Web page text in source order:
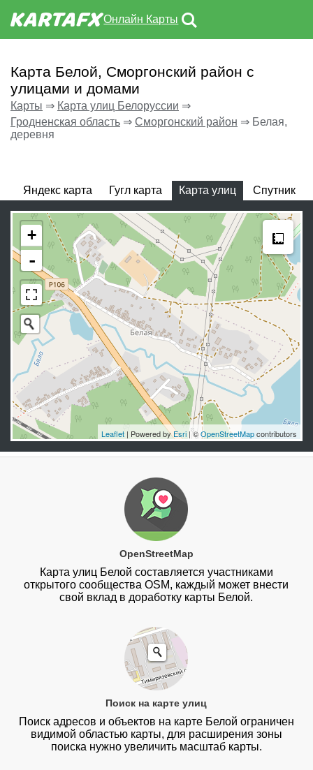
Онлайн Карты
Карта Белой, Сморгонский район с
улицами и домами
Карты ⇒ Карта улиц Белоруссии ⇒
Гродненская область ⇒ Сморгонский район ⇒ Белая,
деревня
Яндекс карта Гугл карта Карта улиц Спутник
+
-
Leaflet | Powered byEsri | ©OpenStreetMapcontributors
OpenStreetMap
Карта улиц Белой составляется участниками
открытого сообщества OSM, каждый может внести
свой вклад в доработку карты Белой.
Поиск на карте улиц
Поиск адресов и объектов на карте Белой ограничен
видимой областью карты, для расширения зоны
поиска нужно увеличить масштаб карты.